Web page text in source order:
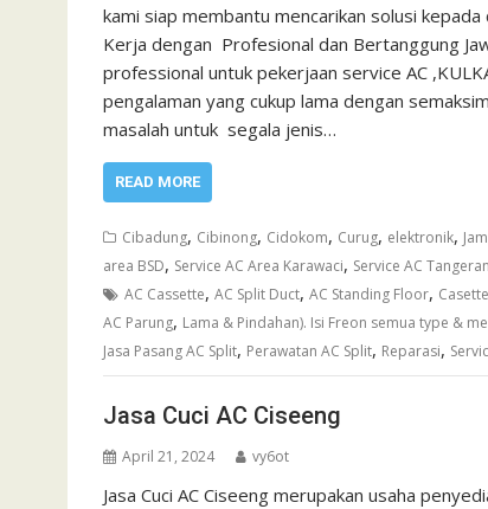
kami siap membantu mencarikan solusi
Kerja dengan Profesional dan Bertanggung
professional untuk pekerjaan service AC
pengalaman yang cukup lama dengan
masalah untuk segala jenis…
READ MORE
Cibadung, Cibinong, Cidokom, Curug, elektronik,
area BSD, Service AC Area Karawaci, Service AC
AC Cassette, AC Split Duct, AC Standing Floor, Casette
AC Parung, Lama & Pindahan). Isi Freon semua type &
Jasa Pasang AC Split, Perawatan AC Split, Reparasi,
Jasa Cuci AC Ciseeng
April 21, 2024 vy6ot
Jasa Cuci AC Ciseeng merupakan usaha